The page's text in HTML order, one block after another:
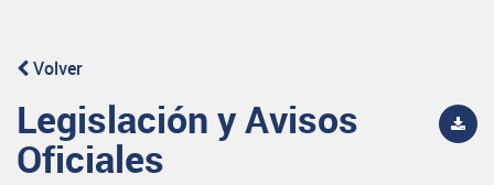
Volver
Legislación y Avisos
Oficiales